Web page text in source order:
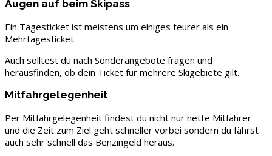
Augen auf beim Skipass
Ein Tagesticket ist meistens um einiges teurer als ein
Mehrtagesticket.
Auch solltest du nach Sonderangebote fragen und
herausfinden, ob dein Ticket für mehrere Skigebiete gilt.
Mitfahrgelegenheit
Per Mitfahrgelegenheit findest du nicht nur nette Mitfahrer
und die Zeit zum Ziel geht schneller vorbei sondern du fährst
auch sehr schnell das Benzingeld heraus.